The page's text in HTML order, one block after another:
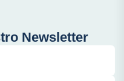
Newsletter